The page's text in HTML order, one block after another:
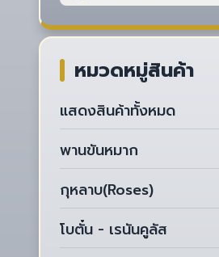
หมวดหมู่สินค้า
แสดงสินค้าทั้งหมด
พานขันหมาก
กุหลาบ(Roses)
โบตั๋น - เรนันคูลัส